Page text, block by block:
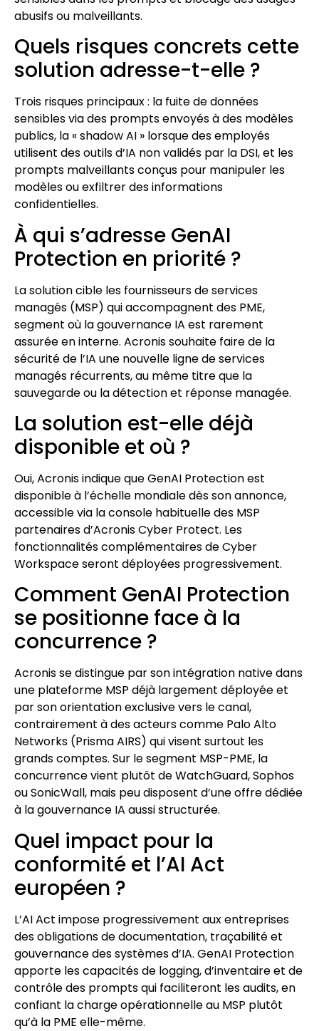
abusifs ou malveillants.
Quels risques concrets cette
solution adresse-t-elle ?
Trois risques principaux : la fuite de données
sensibles via des prompts envoyés à des modèles
publics, la « shadow AI » lorsque des employés
utilisent des outils d’IA non validés par la DSI, et les
prompts malveillants conçus pour manipuler les
modèles ou exfiltrer des informations
confidentielles.
À qui s’adresse GenAI
Protection en priorité ?
La solution cible les fournisseurs de services
managés (MSP) qui accompagnent des PME,
segment où la gouvernance IA est rarement
assurée en interne. Acronis souhaite faire de la
sécurité de l’IA une nouvelle ligne de services
managés récurrents, au même titre que la
sauvegarde ou la détection et réponse managée.
La solution est-elle déjà
disponible et où ?
Oui, Acronis indique que GenAI Protection est
disponible à l’échelle mondiale dès son annonce,
accessible via la console habituelle des MSP
partenaires d’Acronis Cyber Protect. Les
fonctionnalités complémentaires de Cyber
Workspace seront déployées progressivement.
Comment GenAI Protection
se positionne face à la
concurrence ?
Acronis se distingue par son intégration native dans
une plateforme MSP déjà largement déployée et
par son orientation exclusive vers le canal,
contrairement à des acteurs comme Palo Alto
Networks (Prisma AIRS) qui visent surtout les
grands comptes. Sur le segment MSP-PME, la
concurrence vient plutôt de WatchGuard, Sophos
ou SonicWall, mais peu disposent d’une offre dédiée
à la gouvernance IA aussi structurée.
Quel impact pour la
conformité et l’AI Act
européen ?
L’AI Act impose progressivement aux entreprises
des obligations de documentation, traçabilité et
gouvernance des systèmes d’IA. GenAI Protection
apporte les capacités de logging, d’inventaire et de
contrôle des prompts qui faciliteront les audits, en
confiant la charge opérationnelle au MSP plutôt
qu’à la PME elle-même.